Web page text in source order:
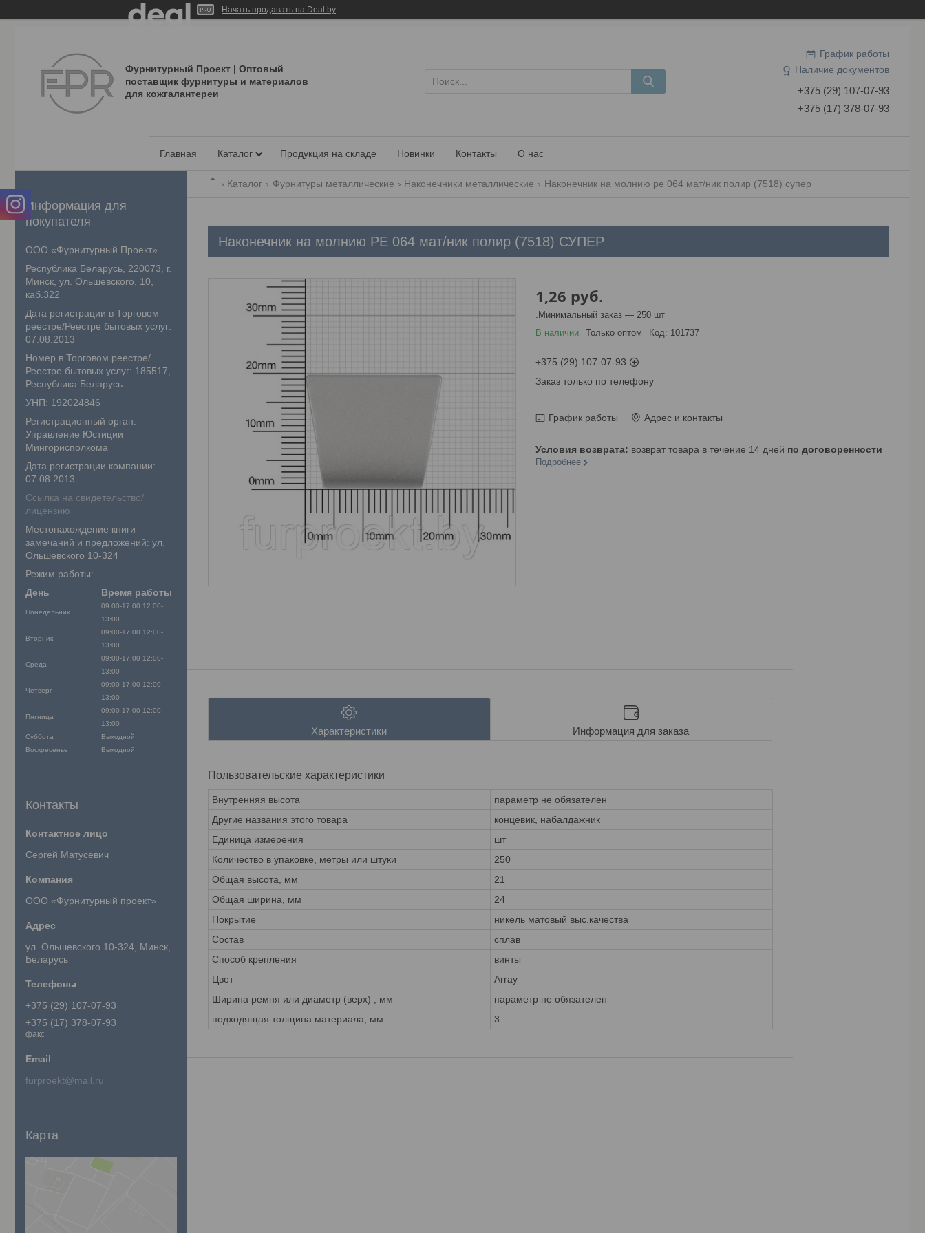
Начать продавать на Deal.by
Фурнитурный Проект | Оптовый
поставщик фурнитуры и материалов
для кожгалантереи
График работы
Наличие документов
+375 (29) 107-07-93
+375 (17) 378-07-93
Главная Каталог Продукция на складе Новинки Контакты О нас
Каталог Фурнитуры металлические Наконечники металлические Наконечник на молнию pe 064 мат/ник полир (7518) супер
Наконечник на молнию PE 064 мат/ник полир (7518) СУПЕР
1,26 руб.
Минимальный заказ — 250 шт.
В наличии
Только оптом Код: 101737
+375 (29) 107-07-93
Заказ только по телефону
График работы Адрес и контакты
возврат товара в течение 14 дней по договоренности
Подробнее
Характеристики Информация для заказа
Пользовательские характеристики
Внутренняя высота
параметр не обязателен
Другие названия этого товара
концевик, набалдажник
Единица измерения
шт
Количество в упаковке, метры или штуки
250
Общая высота, мм
21
Общая ширина, мм
24
Покрытие
никель матовый выс.качества
Состав
сплав
Способ крепления
винты
Цвет
Array
Ширина ремня или диаметр (верх) , мм
параметр не обязателен
подходящая толщина материала, мм
3
Информация для
покупателя
ООО «Фурнитурный Проект»
Республика Беларусь, 220073, г.
Минск, ул. Ольшевского, 10,
каб.322
Дата регистрации в Торговом
реестре/Реестре бытовых услуг:
07.08.2013
Номер в Торговом реестре/
Реестре бытовых услуг: 185517,
Республика Беларусь
УНП: 192024846
Регистрационный орган:
Управление Юстиции
Мингорисполкома
Дата регистрации компании:
07.08.2013
Ссылка на свидетельство/
лицензию
Местонахождение книги
замечаний и предложений: ул.
Ольшевского 10-324
Режим работы:
День
Время работы
Понедельник
09:00-17:00 12:00-
13:00
Вторник
09:00-17:00 12:00-
13:00
Среда
09:00-17:00 12:00-
13:00
Четверг
09:00-17:00 12:00-
13:00
Пятница
09:00-17:00 12:00-
13:00
Суббота
Выходной
Воскресенье
Выходной
Контакты
Сергей Матусевич
ООО «Фурнитурный проект»
ул. Ольшевского 10-324, Минск,
Беларусь
+375 (29) 107-07-93
+375 (17) 378-07-93
факс
furproekt@mail.ru
Карта